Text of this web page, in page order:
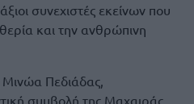
συνεχιστές εκείνων που
και την ανθρώπινη
Μινώα Πεδιάδας,
συμβολή της Μαχαιράς